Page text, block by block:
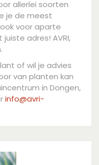
allerlei soorten
je de meest
voor aparte
adres! AVRI,
of wil je advies
van planten kan
in Dongen,
info@avri-